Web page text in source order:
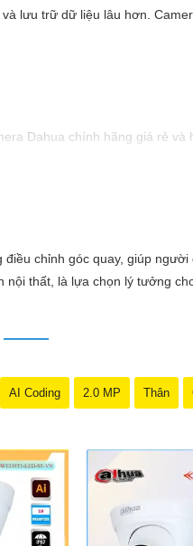
lưu trữ dữ liệu lâu hơn.
Dahua chính hãng giá rẻ và
an ninh hiện đại, sản phẩm
với mức giá vô cùng hấp
chỉnh góc quay, giúp
thất, là lựa chọn lý tưởng
AI Coding 2.0 MP Thân